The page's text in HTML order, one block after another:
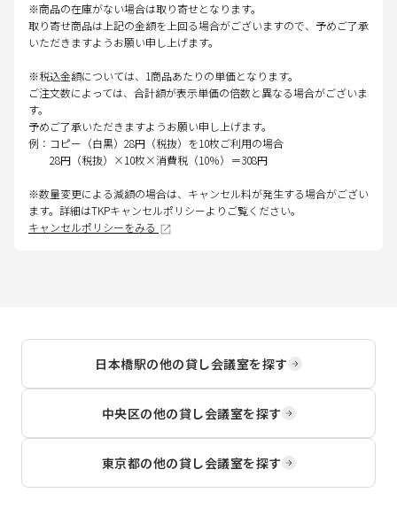
※商品の在庫がない場合は取り寄せとなります。
取り寄せ商品は上記の金額を上回る場合がございますので、予めご了承
いただきますようお願い申し上げます。
※税込金額については、1商品あたりの単価となります。
ご注文数によっては、合計額が表示単価の倍数と異なる場合がございま
す。
予めご了承いただきますようお願い申し上げます。
例：コピー（白黒）28円（税抜）を10枚ご利用の場合
28円（税抜）×10枚×消費税（10％）＝308円
※数量変更による減額の場合は、キャンセル料が発生する場合がござい
ます。詳細はTKPキャンセルポリシーよりご覧ください。
キャンセルポリシーをみる
日本橋駅の他の貸し会議室を探す
中央区の他の貸し会議室を探す
東京都の他の貸し会議室を探す